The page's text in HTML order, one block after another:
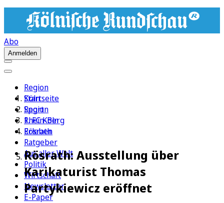
Abo
Anmelden
Region
Köln
Sport
1. FC Köln
Erleben
Ratgeber
Aus aller Welt
Politik
Wirtschaft
Newsletter
E-Paper
Startseite
Region
Rhein-Berg
Rösrath
Rösrath: Ausstellung über
Karikaturist Thomas
Partykiewicz eröffnet